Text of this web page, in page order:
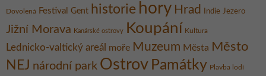
Dovolená Festival Gent historie hory Hrad Indie Jezero
Jižní Morava Kanárské ostrovy Koupání Kultura
Lednicko-valtický areál moře Muzeum Města Město
NEJ národní park Ostrov Památky Plavba lodí